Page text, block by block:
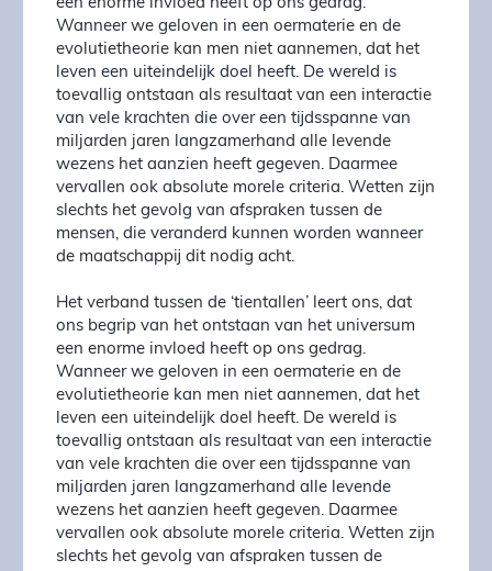
een enorme invloed heeft op ons gedrag.
Wanneer we geloven in een oermaterie en de
evolutietheorie kan men niet aannemen, dat het
leven een uiteindelijk doel heeft. De wereld is
toevallig ontstaan als resultaat van een interactie
van vele krachten die over een tijdsspanne van
miljarden jaren langzamerhand alle levende
wezens het aanzien heeft gegeven. Daarmee
vervallen ook absolute morele criteria. Wetten zijn
slechts het gevolg van afspraken tussen de
mensen, die veranderd kunnen worden wanneer
de maatschappij dit nodig acht.
Het verband tussen de ‘tientallen’ leert ons, dat
ons begrip van het ontstaan van het universum
een enorme invloed heeft op ons gedrag.
Wanneer we geloven in een oermaterie en de
evolutietheorie kan men niet aannemen, dat het
leven een uiteindelijk doel heeft. De wereld is
toevallig ontstaan als resultaat van een interactie
van vele krachten die over een tijdsspanne van
miljarden jaren langzamerhand alle levende
wezens het aanzien heeft gegeven. Daarmee
vervallen ook absolute morele criteria. Wetten zijn
slechts het gevolg van afspraken tussen de